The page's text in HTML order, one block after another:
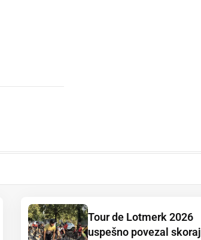
Tour de Lotmerk 2026
uspešno povezal skoraj